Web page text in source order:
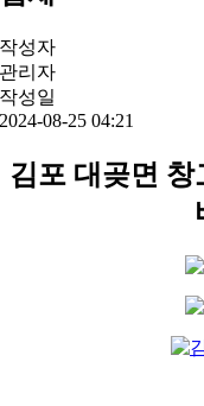
작성자
관리자
작성일
2024-08-25 04:21
김포 대곶면